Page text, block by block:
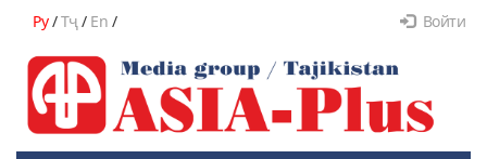
Ру/Тҷ/ En / Войти